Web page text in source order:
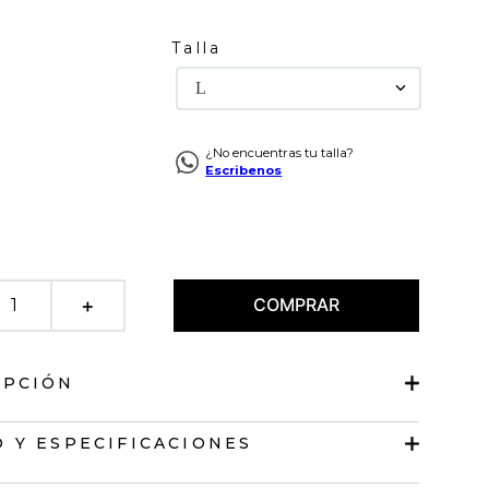
Talla
L
¿No encuentras tu talla?
Escribenos
＋ COMPRAR
3/4
Y ESPECIFICACIONES